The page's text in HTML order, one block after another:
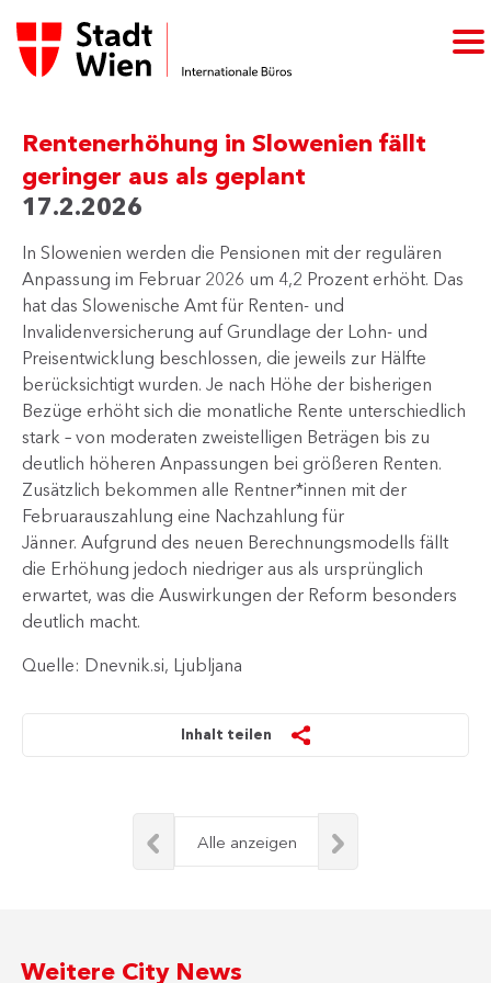
Rentenerhöhung in Slowenien fällt
geringer aus als geplant
17.2.2026
In Slowenien werden die Pensionen mit der regulären
Anpassung im Februar 2026 um 4,2 Prozent erhöht. Das
hat das Slowenische Amt für Renten- und
Invalidenversicherung auf Grundlage der Lohn- und
Preisentwicklung beschlossen, die jeweils zur Hälfte
berücksichtigt wurden. Je nach Höhe der bisherigen
Bezüge erhöht sich die monatliche Rente unterschiedlich
stark – von moderaten zweistelligen Beträgen bis zu
deutlich höheren Anpassungen bei größeren Renten.
Zusätzlich bekommen alle Rentner*innen mit der
Februarauszahlung eine Nachzahlung für
Jänner. Aufgrund des neuen Berechnungsmodells fällt
die Erhöhung jedoch niedriger aus als ursprünglich
erwartet, was die Auswirkungen der ​Reform besonders
deutlich macht.
Quelle: Dnevnik.si, Ljubljana
Inhalt teilen
Alle anzeigen
Weitere City News